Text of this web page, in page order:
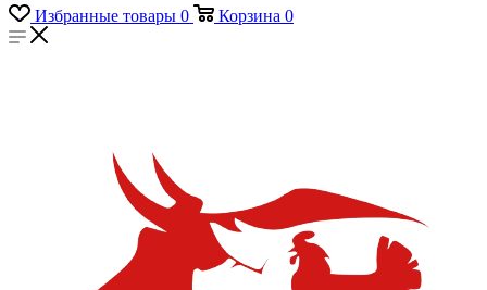
Избранные товары 0 Корзина 0